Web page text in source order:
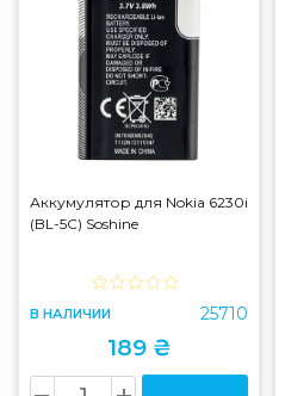
Аккумулятор для Nokia 6230i
(BL-5C) Soshine
В НАЛИЧИИ 25710
189 ₴